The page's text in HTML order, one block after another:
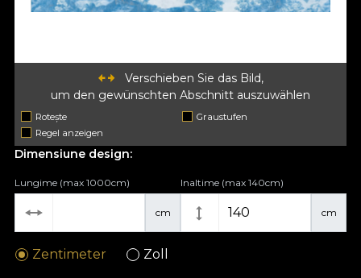
Verschieben Sie das Bild,
um den gewünschten Abschnitt auszuwählen
Rotește
Graustufen
Regel anzeigen
Dimensiune design:
cm
Lungime (max 1000cm)
cm
Inaltime (max 140cm)
Zentimeter Zoll